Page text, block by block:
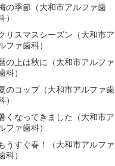
の季節（大和市アルファ歯
）
リスマスシーズン（大和市ア
ファ歯科）
の上は秋に（大和市アルファ
科）
のコップ（大和市アルファ歯
）
くなってきました（大和市ア
ファ歯科）
うすぐ春！（大和市アルファ
科）